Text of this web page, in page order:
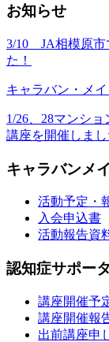
お知らせ
3/10 JA相模原市
た！
キャラバン・メ
1/26、28マンシ
講座を開催しまし
キャラバンメ
活動予定・
入会申込書
活動報告資
認知症サポー
講座開催予
講座開催報
出前講座申